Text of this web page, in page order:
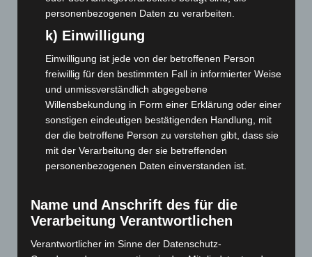
April 2026(99)
Februar 2026
Januar 2026(122)
Dezember 2025(103)
November 2025(114)
Oktober 2025
(112)
September 2025(93)
August 2025(90)
Juni 2025(103)
personenbezogenen Daten zu verarbeiten.
k) Einwilligung
Einwilligung ist jede von der betroffenen Person
freiwillig für den bestimmten Fall in informierter Weise
und unmissverständlich abgegebene
Willensbekundung in Form einer Erklärung oder einer
sonstigen eindeutigen bestätigenden Handlung, mit
der die betroffene Person zu verstehen gibt, dass sie
mit der Verarbeitung der sie betreffenden
personenbezogenen Daten einverstanden ist.
Name und Anschrift des für die
Verarbeitung Verantwortlichen
Verantwortlicher im Sinne der Datenschutz-